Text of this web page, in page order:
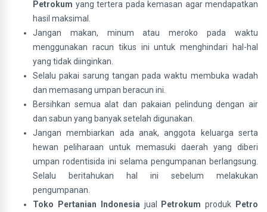
Petrokum yang tertera pada kemasan agar mendapatkan
hasil maksimal.
Jangan makan, minum atau meroko pada waktu
menggunakan racun tikus ini untuk menghindari hal-hal
yang tidak diinginkan.
Selalu pakai sarung tangan pada waktu membuka wadah
dan memasang umpan beracun ini.
Bersihkan semua alat dan pakaian pelindung dengan air
dan sabun yang banyak setelah digunakan.
Jangan membiarkan ada anak, anggota keluarga serta
hewan peliharaan untuk memasuki daerah yang diberi
umpan rodentisida ini selama pengumpanan berlangsung.
Selalu beritahukan hal ini sebelum melakukan
pengumpanan.
Toko Pertanian Indonesia jual Petrokumproduk Petro